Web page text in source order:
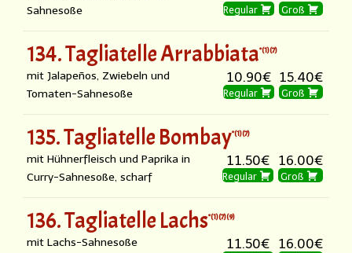
Regular Groß
Sahnesoße
134. Tagliatelle Arrabbiata 1 7
10.90€
Regular
15.40€
Groß
mit Jalapeños, Zwiebeln und
Tomaten-Sahnesoße
135. Tagliatelle Bombay 1 7
11.50€
Regular
16.00€
Groß
mit Hühnerfleisch und Paprika in
Curry-Sahnesoße, scharf
136. Tagliatelle Lachs 1 7 9
11.50€ 16.00€
mit Lachs-Sahnesoße